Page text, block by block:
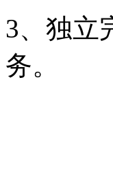
3、独立
务。